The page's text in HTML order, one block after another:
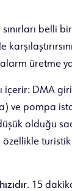
belli
üretme
içerir: DMA
ve pompa
olduğu
. 15